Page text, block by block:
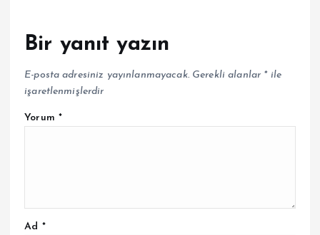
Bir yanıt yazın
E-posta adresiniz yayınlanmayacak. Gerekli alanlar *ile
işaretlenmişlerdir
Yorum *
Ad *